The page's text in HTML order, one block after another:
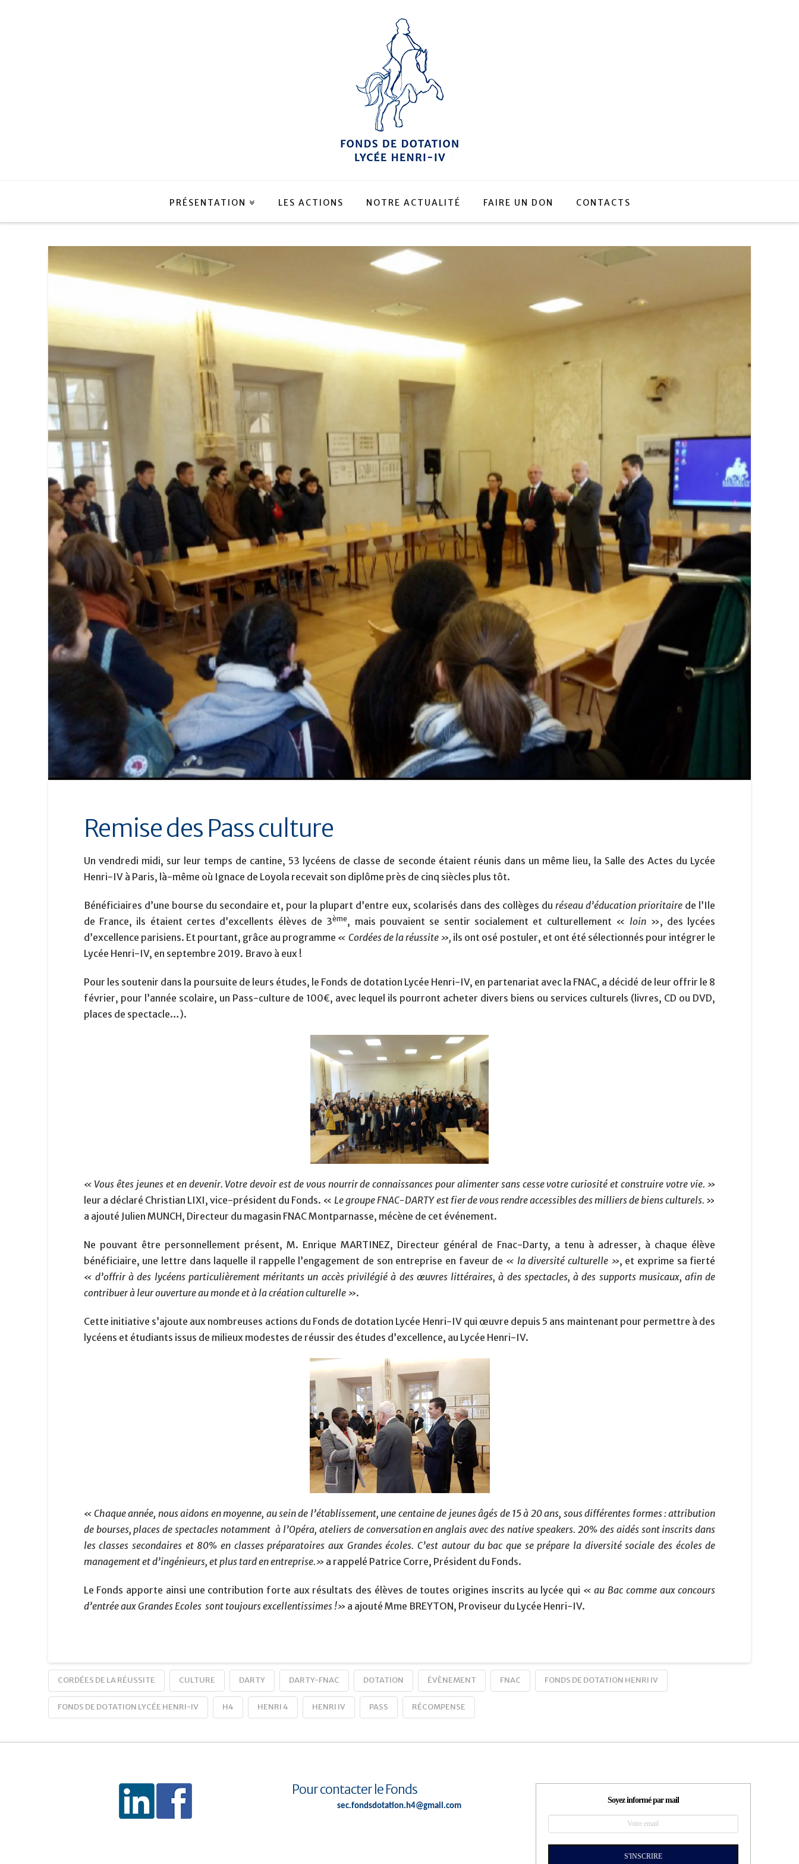
PRÉSENTATION LES ACTIONS NOTRE ACTUALITÉ FAIRE UN DON CONTACTS
Remise des Pass culture
Un vendredi midi, sur leur temps de cantine, 53 lycéens de classe de seconde étaient réunis dans un même lieu, la Salle des Actes du Lycée
Henri-IV à Paris, là-même où Ignace de Loyola recevait son diplôme près de cinq siècles plus tôt.
Bénéficiaires d’une bourse du secondaire et, pour la plupart d’entre eux, scolarisés dans des collèges duréseau d’éducation prioritaire de l’Ile
de France, ils étaient certes d’excellents élèves de 3ème, mais pouvaient se sentir socialement et culturellement « loin », des lycées
d’excellence parisiens. Et pourtant, grâce au programme « Cordées de la réussite », ils ont osé postuler, et ont été sélectionnés pour intégrer le
Lycée Henri-IV, en septembre 2019. Bravo à eux !
Pour les soutenir dans la poursuite de leurs études, le Fonds de dotation Lycée Henri-IV, en partenariat avec la FNAC, a décidé de leur offrir le 8
février, pour l’année scolaire, un Pass-culture de 100€, avec lequel ils pourront acheter divers biens ou services culturels (livres, CD ou DVD,
places de spectacle…).
« Vous êtes jeunes et en devenir. Votre devoir est de vous nourrir de connaissances pour alimenter sans cesse votre curiosité et construire votre vie. »
leur a déclaré Christian LIXI, vice-président du Fonds. « Le groupe FNAC-DARTY est fier de vous rendre accessibles des milliers de biens culturels. »
a ajouté Julien MUNCH, Directeur du magasin FNAC Montparnasse, mécène de cet événement.
Ne pouvant être personnellement présent, M. Enrique MARTINEZ, Directeur général de Fnac-Darty, a tenu à adresser, à chaque élève
bénéficiaire, une lettre dans laquelle il rappelle l’engagement de son entreprise en faveur de « la diversité culturelle », et exprime sa fierté
« d’offrir à des lycéens particulièrement méritants un accès privilégié à des œuvres littéraires, à des spectacles, à des supports musicaux, afin de
contribuer à leur ouverture au monde et à la création culturelle ».
Cette initiative s’ajoute aux nombreuses actions du Fonds de dotation Lycée Henri-IV qui œuvre depuis 5 ans maintenant pour permettre à des
lycéens et étudiants issus de milieux modestes de réussir des études d’excellence, au Lycée Henri-IV.
« Chaque année, nous aidons en moyenne, au sein de l’établissement, une centaine de jeunes âgés de 15 à 20 ans, sous différentes formes : attribution
de bourses, places de spectacles notamment à l’Opéra, ateliers de conversation en anglais avec des native speakers. 20% des aidés sont inscrits dans
les classes secondaires et 80% en classes préparatoires aux Grandes écoles. C’est autour du bac que se prépare la diversité sociale des écoles de
management et d’ingénieurs, et plus tard en entreprise.» a rappelé Patrice Corre, Président du Fonds.
Le Fonds apporte ainsi une contribution forte aux résultats des élèves de toutes origines inscrits au lycée qui « au Bac comme aux concours
d’entrée aux Grandes Ecoles sont toujours excellentissimes !» a ajouté Mme BREYTON, Proviseur du Lycée Henri-IV.
CORDÉES DE LA RÉUSSITE CULTURE DARTY DARTY-FNAC DOTATION ÉVÈNEMENT FNAC FONDS DE DOTATION HENRI IV
FONDS DE DOTATION LYCÉE HENRI-IV H4 HENRI 4 HENRI IV PASS RÉCOMPENSE
Pour contacter le Fonds
sec.fondsdotation.h4@gmail.com
Soyez informé par mail